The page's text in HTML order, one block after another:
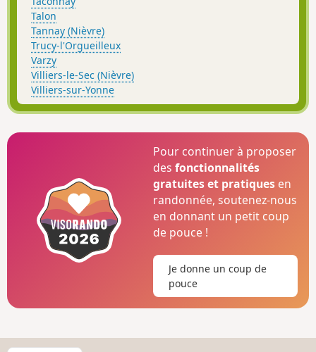
Talon
Tannay (Nièvre)
Trucy-l'Orgueilleux
Varzy
Villiers-le-Sec (Nièvre)
Villiers-sur-Yonne
Pour continuer à proposer
desfonctionnalités
gratuites et pratiques en
randonnée, soutenez-nous
en donnant un petit coup
de pouce !
Je donne un coup de
pouce